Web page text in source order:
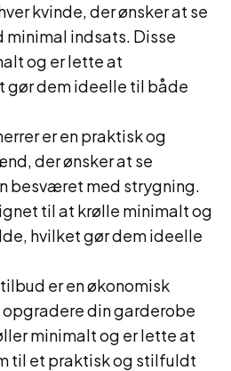
kvinde, der ønsker at se
indsats. Disse
og er lette at
gør dem ideelle til både
er en praktisk og
der ønsker at se
besværet med strygning.
til at krølle minimalt og
hvilket gør dem ideelle
er en økonomisk
din garderobe
minimalt og er lette at
til et praktisk og stilfuldt